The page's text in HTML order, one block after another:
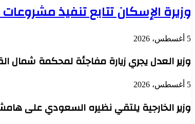
وزيرة الإسكان تتابع تنفيذ مشروعات
5 أغسطس، 2026
وزير العدل يجري زيارة مفاجئة لمحكمة شمال
5 أغسطس، 2026
وزير الخارجية يلتقي نظيره السعودي على